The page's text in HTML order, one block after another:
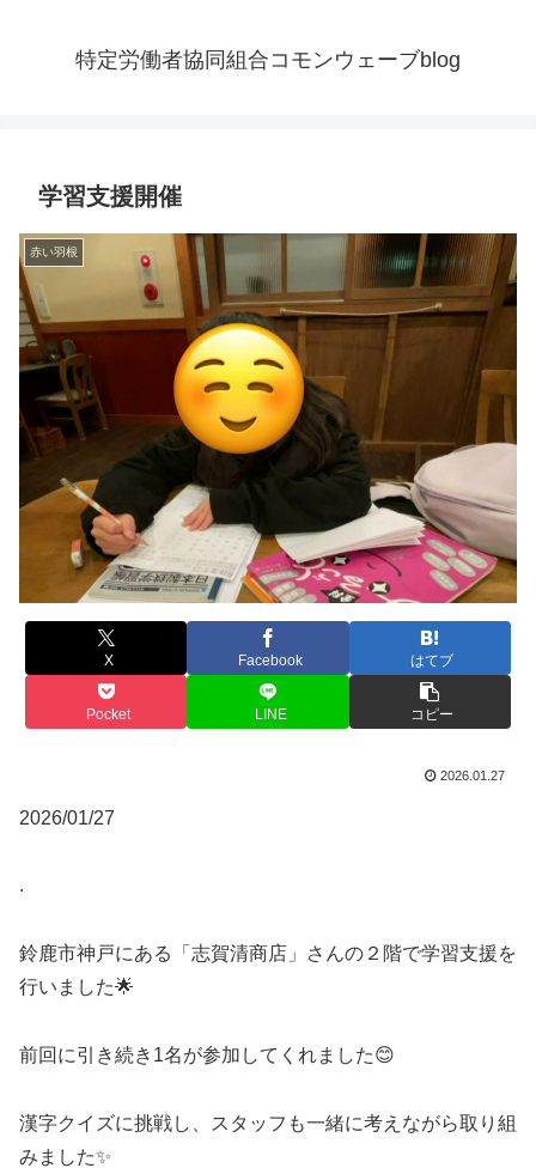
特定労働者協同組合コモンウェーブblog
学習支援開催
赤い羽根
X Facebook はてブ
Pocket LINE コピー
2026.01.27
2026/01/27
.
鈴鹿市神戸にある「志賀清商店」さんの２階で学習支援を
行いました🌟
前回に引き続き1名が参加してくれました😊
漢字クイズに挑戦し、スタッフも一緒に考えながら取り組
みました✨